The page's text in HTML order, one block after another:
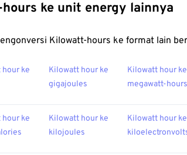
ke unit energy lainnya
Kilowatt-hours ke format lain
ke
Kilowatt hour ke
gigajoules
Kilowatt hour ke
megawatt-hours
ke
Kilowatt hour ke
kilojoules
Kilowatt hour ke